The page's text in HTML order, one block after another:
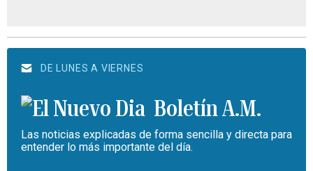
DE LUNES A VIERNES
Boletín A.M.
Las noticias explicadas de forma sencilla y directa para
entender lo más importante del día.